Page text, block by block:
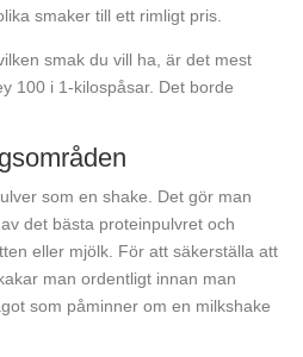
smaker till ett rimligt pris.
smak du vill ha, är det mest
100 i 1-kilospåsar. Det borde
som en shake. Det gör man
det bästa proteinpulvret och
eller mjölk. För att säkerställa att
man ordentligt innan man
som påminner om en milkshake